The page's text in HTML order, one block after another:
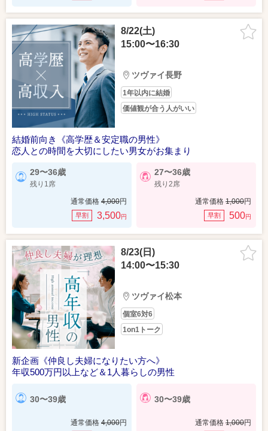
8/22(土)
15:00〜16:30
ツヴァイ長野
1年以内に結婚
価値観が合う人がいい
結婚前向き《高学歴＆安定職の男性》
恋人との時間を大切にしたい男女がお集まり
29〜36歳
残り1席
通常価格 4,000円
早割 3,500円
27〜36歳
残り2席
通常価格 1,000円
早割 500円
8/23(日)
14:00〜15:30
ツヴァイ松本
個室6対6
1on1トーク
新企画《仲良し夫婦になりたい方へ》
年収500万円以上など＆1人暮らしの男性
30〜39歳
通常価格 4,000円
30〜39歳
通常価格 1,000円